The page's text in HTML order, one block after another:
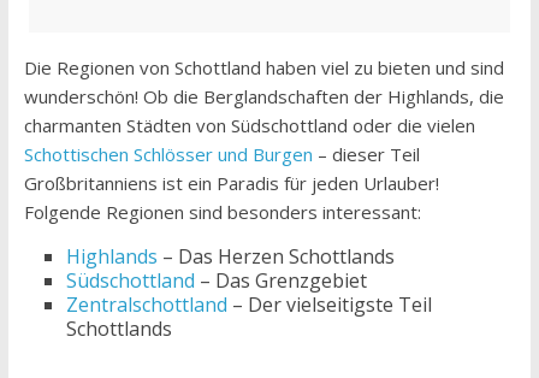
Die Regionen von Schottland haben viel zu bieten und sind
wunderschön! Ob die Berglandschaften der Highlands, die
charmanten Städten von Südschottland oder die vielen
Schottischen Schlösser und Burgen – dieser Teil
Großbritanniens ist ein Paradis für jeden Urlauber!
Folgende Regionen sind besonders interessant:
Highlands – Das Herzen Schottlands
Südschottland – Das Grenzgebiet
Zentralschottland – Der vielseitigste Teil
Schottlands